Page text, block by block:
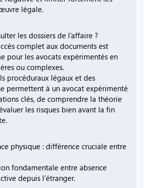
légale.
les dossiers de l’affaire ?
complet aux documents est
pour les avocats expérimentés en
ou complexes.
procéduraux légaux et des
permettent à un avocat expérimenté
clés, de comprendre la théorie
les risques bien avant la fin
physique : différence cruciale entre
fondamentale entre absence
depuis l’étranger.